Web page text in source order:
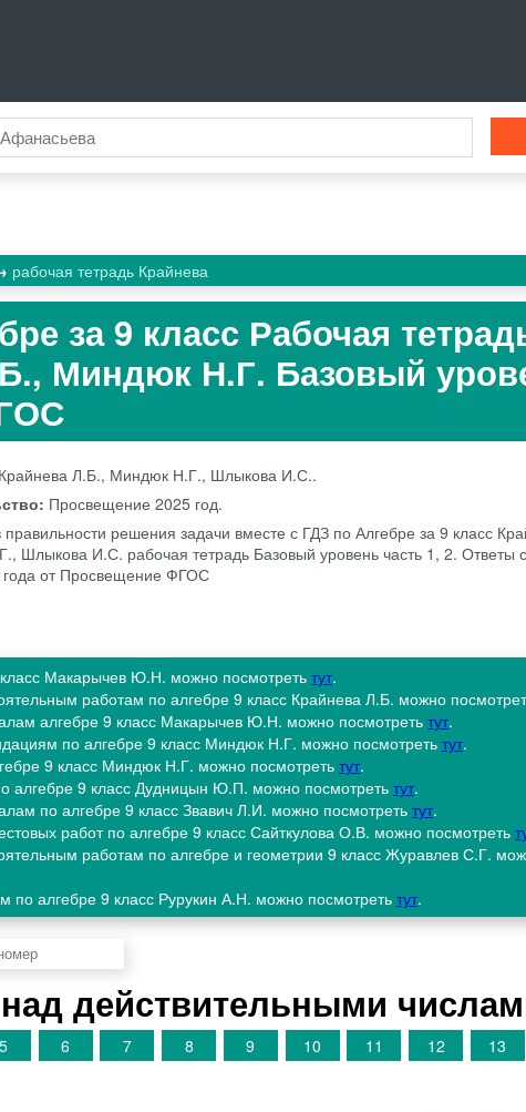
рабочая тетрадь Крайнева
за 9 класс Рабочая
Миндюк Н.Г. Базовый
Крайнева Л.Б., Миндюк Н.Г., Шлыкова И.С..
Просвещение 2025 год.
правильности решения задачи вместе с ГДЗ по Алгебре за 9 класс
Шлыкова И.С. рабочая тетрадь Базовый уровень часть 1, 2. Ответы
года от Просвещение ФГОС
класс Макарычев Ю.Н. можно посмотреть тут.
работам по алгебре 9 класс Крайнева Л.Б. можно
алгебре 9 класс Макарычев Ю.Н. можно посмотреть тут.
по алгебре 9 класс Миндюк Н.Г. можно посмотреть тут.
9 класс Миндюк Н.Г. можно посмотреть тут.
алгебре 9 класс Дудницын Ю.П. можно посмотреть тут.
по алгебре 9 класс Звавич Л.И. можно посмотреть тут.
работ по алгебре 9 класс Сайткулова О.В. можно посмотреть
работам по алгебре и геометрии 9 класс Журавлев С.Г.
по алгебре 9 класс Рурукин А.Н. можно посмотреть тут.
действительными
5 6 7 8 9 10 11 12 13